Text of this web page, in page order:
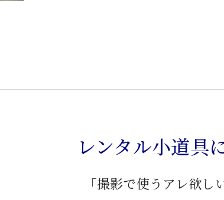
レンタル小道具
「撮影で使うアレ欲